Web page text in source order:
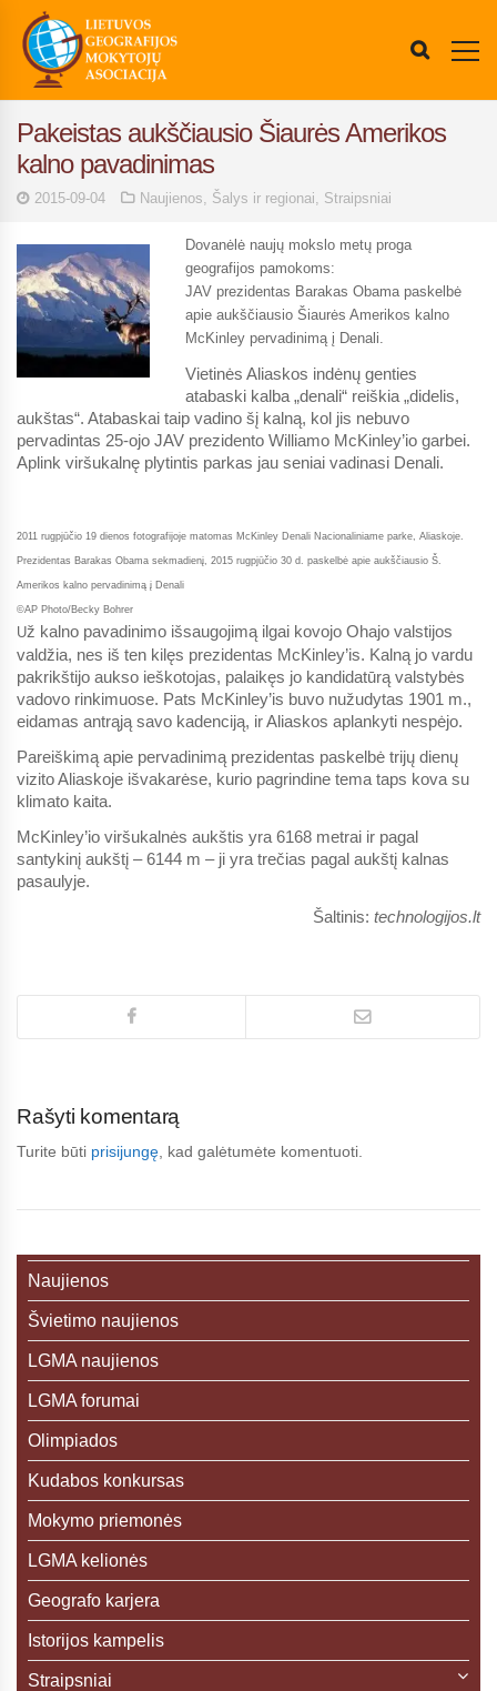
Pakeistas aukščiausio Šiaurės Amerikos
kalno pavadinimas
2015-09-04 Naujienos, Šalys ir regionai, Straipsniai
Dovanėlė naujų mokslo metų proga
geografijos pamokoms:
JAV prezidentas Barakas Obama paskelbė
apie aukščiausio Šiaurės Amerikos kalno
McKinley pervadinimą į Denali.
Vietinės Aliaskos indėnų genties
atabaski kalba „denali“ reiškia „didelis,
aukštas“. Atabaskai taip vadino šį kalną, kol jis nebuvo
pervadintas 25-ojo JAV prezidento Williamo McKinley’io garbei.
Aplink viršukalnę plytintis parkas jau seniai vadinasi Denali.
2011 rugpjūčio 19 dienos fotografijoje matomas McKinley Denali Nacionaliniame parke, Aliaskoje.
Prezidentas Barakas Obama sekmadienį, 2015 rugpjūčio 30 d. paskelbė apie aukščiausio Š.
Amerikos kalno pervadinimą į Denali
©AP Photo/Becky Bohrer
Už kalno pavadinimo išsaugojimą ilgai kovojo Ohajo valstijos
valdžia, nes iš ten kilęs prezidentas McKinley’is. Kalną jo vardu
pakrikštijo aukso ieškotojas, palaikęs jo kandidatūrą valstybės
vadovo rinkimuose. Pats McKinley’is buvo nužudytas 1901 m.,
eidamas antrąją savo kadenciją, ir Aliaskos aplankyti nespėjo.
Pareiškimą apie pervadinimą prezidentas paskelbė trijų dienų
vizito Aliaskoje išvakarėse, kurio pagrindine tema taps kova su
klimato kaita.
McKinley’io viršukalnės aukštis yra 6168 metrai ir pagal
santykinį aukštį – 6144 m – ji yra trečias pagal aukštį kalnas
pasaulyje.
Šaltinis: technologijos.lt
Rašyti komentarą
Turite būti prisijungę , kad galėtumėte komentuoti.
Naujienos
Švietimo naujienos
LGMA naujienos
LGMA forumai
Olimpiados
Kudabos konkursas
Mokymo priemonės
LGMA kelionės
Geografo karjera
Istorijos kampelis
Straipsniai